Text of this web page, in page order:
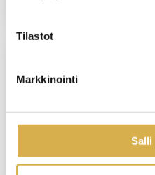
Tilastot
Markkinointi
Salli
VANTAA